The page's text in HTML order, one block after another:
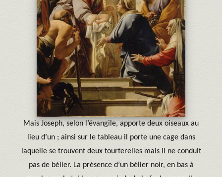
Mais Joseph, selon l’évangile, apporte deux oiseaux au
lieu d’un ; ainsi sur le tableau il porte une cage dans
laquelle se trouvent deux tourterelles mais il ne conduit
pas de bélier. La présence d’un bélier noir, en bas à